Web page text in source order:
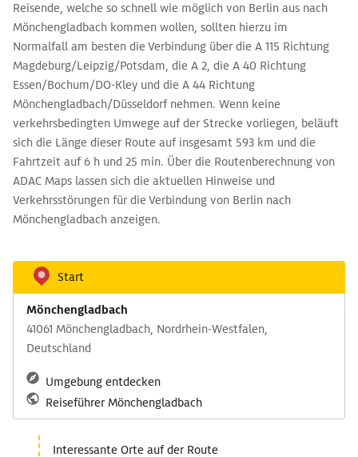
Reisende, welche so schnell wie möglich von Berlin aus nach
Mönchengladbach kommen wollen, sollten hierzu im
Normalfall am besten die Verbindung über die A 115 Richtung
Magdeburg/Leipzig/Potsdam, die A 2, die A 40 Richtung
Essen/Bochum/DO-Kley und die A 44 Richtung
Mönchengladbach/Düsseldorf nehmen. Wenn keine
verkehrsbedingten Umwege auf der Strecke vorliegen, beläuft
sich die Länge dieser Route auf insgesamt 593 km und die
Fahrtzeit auf 6 h und 25 min. Über die Routenberechnung von
ADAC Maps lassen sich die aktuellen Hinweise und
Verkehrsstörungen für die Verbindung von Berlin nach
Mönchengladbach anzeigen.
Start
Mönchengladbach
41061 Mönchengladbach, Nordrhein-Westfalen,
Deutschland
Umgebung entdecken
Reiseführer Mönchengladbach
Interessante Orte auf der Route